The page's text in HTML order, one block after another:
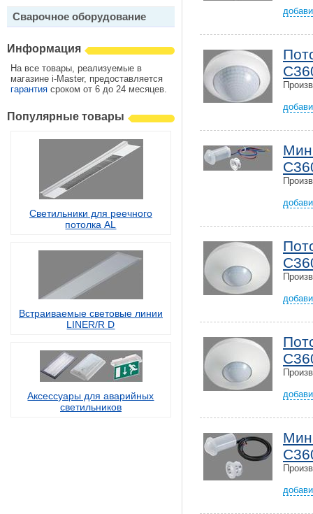
Сварочное оборудование
Информация
На все товары, реализуемые в
магазине i-Master, предоставляется
гарантия сроком от 6 до 24 месяцев.
Популярные товары
Светильники для реечного
потолка AL
Встраиваемые световые линии
LINER/R D
Аксессуары для аварийных
светильников